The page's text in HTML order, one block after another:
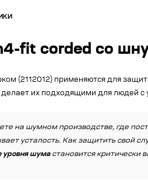
fit corded со
(2112012) применяются для
их подходящими для людей
на шумном производстве, где
усталость. Как защитить свой
уровня шумастановится критически